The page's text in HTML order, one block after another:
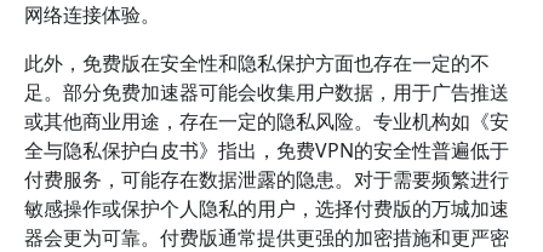
网络连接体验。
此外，免费版在安全性和隐私保护方面也存在一定的不
足。部分免费加速器可能会收集用户数据，用于广告推送
或其他商业用途，存在一定的隐私风险。专业机构如《安
全与隐私保护白皮书》指出，免费VPN的安全性普遍低于
付费服务，可能存在数据泄露的隐患。对于需要频繁进行
敏感操作或保护个人隐私的用户，选择付费版的万城加速
器会更为可靠。付费版通常提供更强的加密措施和更严密